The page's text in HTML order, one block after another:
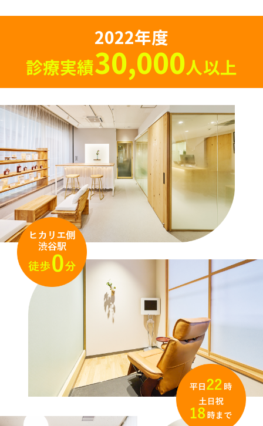
2022年度
診療実績30,000人以上